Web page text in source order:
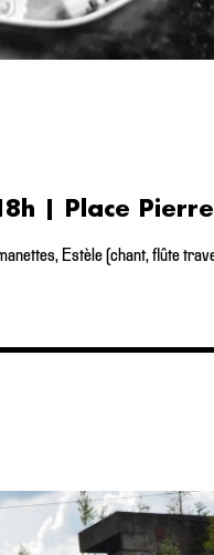
| Place
Estèle (chant, flûte